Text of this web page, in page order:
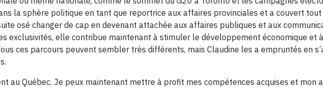
la sphère politique en tant que reportrice aux affaires provinciales et a couvert tout
osé changer de cap en devenant attachée aux affaires publiques et aux
exclusivités, elle contribue maintenant à stimuler le développement économique et
ces parcours peuvent sembler très différents, mais Claudine les a empruntés en
au Québec. Je peux maintenant mettre à profit mes compétences acquises et mon